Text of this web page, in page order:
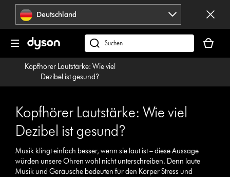
Navigation
überspringenDeutschland
dyson.de
durchsuchen
ist
Kopfhörer Lautstärke: Wie viel
Dezibel ist gesund?
Kopfhörer Lautstärke: Wie viel
Dezibel ist gesund?
Musik klingt einfach besser, wenn sie laut ist – diese Aussage
würden unsere Ohren wohl nicht unterschreiben. Denn laute
Musik und Geräusche bedeuten für den Körper Stress und